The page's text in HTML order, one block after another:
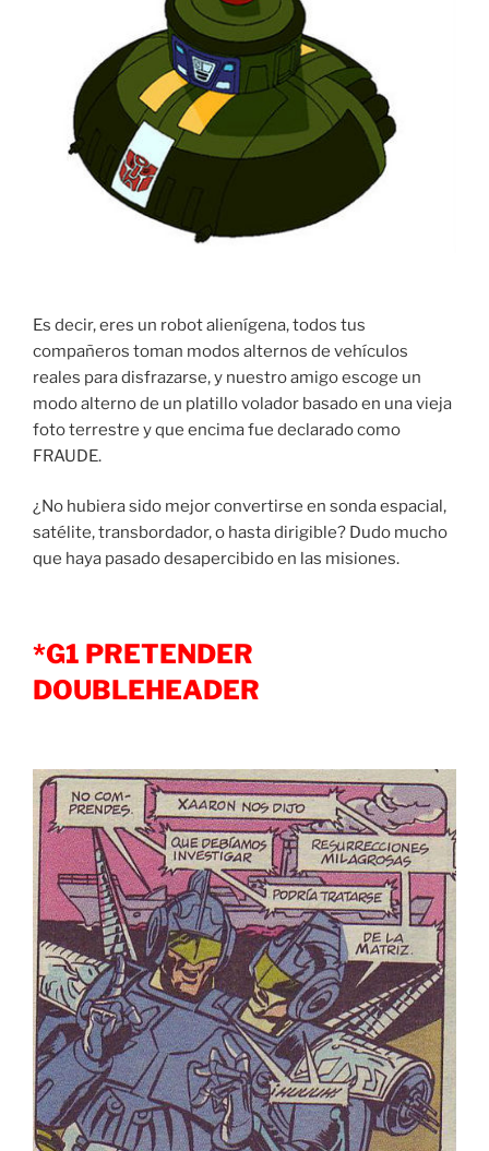
Es decir, eres un robot alienígena, todos tus
compañeros toman modos alternos de vehículos
reales para disfrazarse, y nuestro amigo escoge un
modo alterno de un platillo volador basado en una vieja
foto terrestre y que encima fue declarado como
FRAUDE.
¿No hubiera sido mejor convertirse en sonda espacial,
satélite, transbordador, o hasta dirigible? Dudo mucho
que haya pasado desapercibido en las misiones.
*G1 PRETENDER
DOUBLEHEADER